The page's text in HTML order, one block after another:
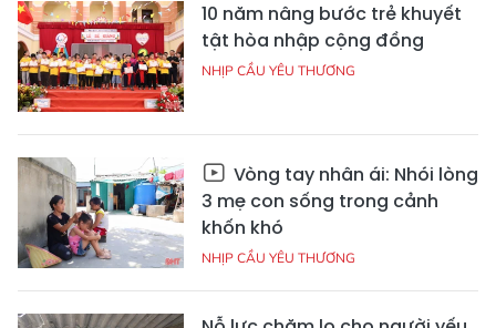
10 năm nâng bước trẻ khuyết
tật hòa nhập cộng đồng
NHỊP CẦU YÊU THƯƠNG
Vòng tay nhân ái: Nhói lòng
3 mẹ con sống trong cảnh
khốn khó
NHỊP CẦU YÊU THƯƠNG